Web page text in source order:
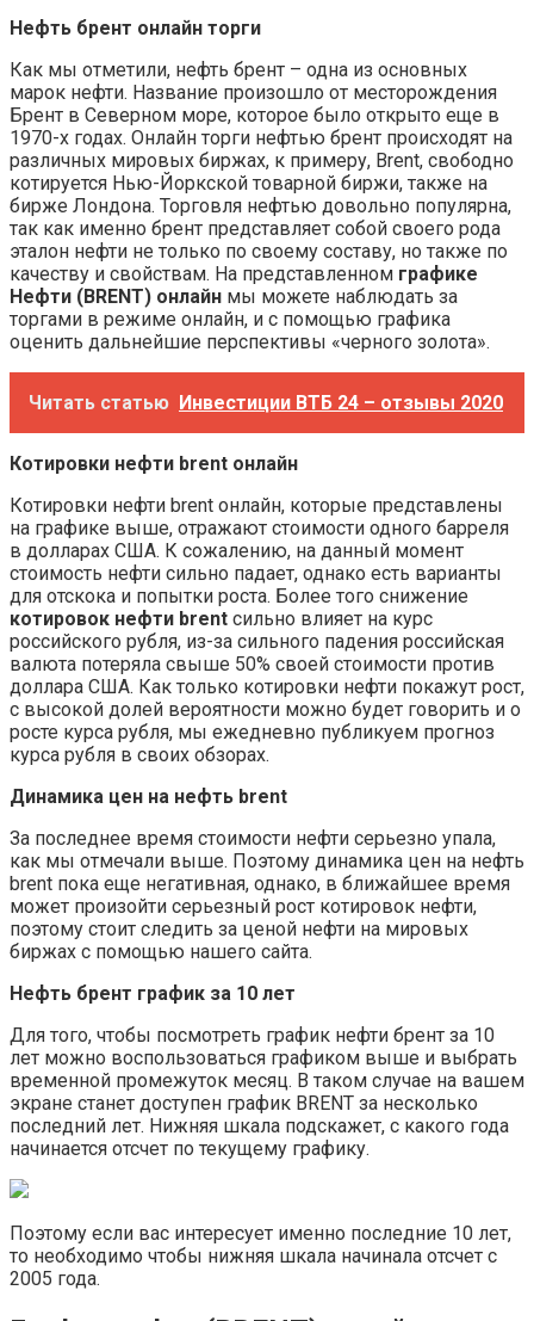
Нефть брент онлайн торги
Как мы отметили, нефть брент – одна из основных
марок нефти. Название произошло от месторождения
Брент в Северном море, которое было открыто еще в
1970-х годах. Онлайн торги нефтью брент происходят на
различных мировых биржах, к примеру, Brent, свободно
котируется Нью-Йоркской товарной биржи, также на
бирже Лондона. Торговля нефтью довольно популярна,
так как именно брент представляет собой своего рода
эталон нефти не только по своему составу, но также по
качеству и свойствам. На представленном графике
Нефти (BRENT) онлайн мы можете наблюдать за
торгами в режиме онлайн, и с помощью графика
оценить дальнейшие перспективы «черного золота».
Читать статью Инвестиции ВТБ 24 – отзывы 2020
Котировки нефти brent онлайн
Котировки нефти brent онлайн, которые представлены
на графике выше, отражают стоимости одного барреля
в долларах США. К сожалению, на данный момент
стоимость нефти сильно падает, однако есть варианты
для отскока и попытки роста. Более того снижение
котировок нефти brent сильно влияет на курс
российского рубля, из-за сильного падения российская
валюта потеряла свыше 50% своей стоимости против
доллара США. Как только котировки нефти покажут рост,
с высокой долей вероятности можно будет говорить и о
росте курса рубля, мы ежедневно публикуем прогноз
курса рубля в своих обзорах.
Динамика цен на нефть brent
За последнее время стоимости нефти серьезно упала,
как мы отмечали выше. Поэтому динамика цен на нефть
brent пока еще негативная, однако, в ближайшее время
может произойти серьезный рост котировок нефти,
поэтому стоит следить за ценой нефти на мировых
биржах с помощью нашего сайта.
Нефть брент график за 10 лет
Для того, чтобы посмотреть график нефти брент за 10
лет можно воспользоваться графиком выше и выбрать
временной промежуток месяц. В таком случае на вашем
экране станет доступен график BRENT за несколько
последний лет. Нижняя шкала подскажет, с какого года
начинается отсчет по текущему графику.
Поэтому если вас интересует именно последние 10 лет,
то необходимо чтобы нижняя шкала начинала отсчет с
2005 года.